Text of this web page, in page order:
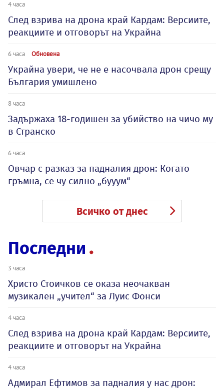
4 часа
След взрива на дрона край Кардам: Версиите,
реакциите и отговорът на Украйна
6 часа Обновена
Украйна увери, че не е насочвала дрон срещу
България умишлено
8 часа
Задържаха 18-годишен за убийство на чичо му
в Странско
6 часа
Овчар с разказ за падналия дрон: Когато
гръмна, се чу силно „бууум“
Всичко от днес
Последни
3 часа
Христо Стоичков се оказа неочакван
музикален „учител“ за Луис Фонси
4 часа
След взрива на дрона край Кардам: Версиите,
реакциите и отговорът на Украйна
4 часа
Адмирал Ефтимов за падналия у нас дрон: